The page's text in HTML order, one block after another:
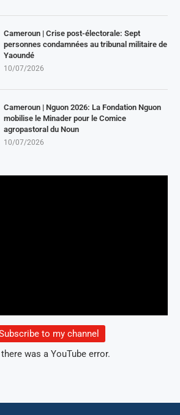
Cameroun | Crise post-électorale: Sept
personnes condamnées au tribunal militaire de
Yaoundé
10/07/2026
Cameroun | Nguon 2026: La Fondation Nguon
mobilise le Minader pour le Comice
agropastoral du Noun
10/07/2026
to my channel
was a YouTube error.